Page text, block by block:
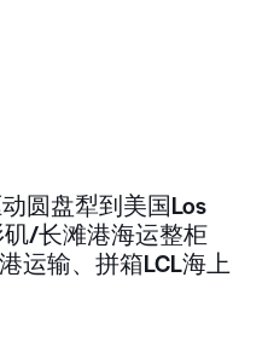
圆盘犁到美国Los
矶/长滩港海运整柜
运输、拼箱LCL海上